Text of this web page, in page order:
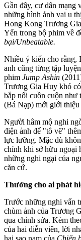
Gần đây, cư dân mạng
những hình ảnh vai u
Hong Kong Trương
Yến trong bộ phim về
bại/Unbeatable.
Nhiều ý kiến cho rằng,
anh cũng từng tập
phim Jump Ashin
Trương Gia Huy khó
bắp nổi cuồn cuộn như
(Bá Nạp) mới giới thiệu
Người hâm mộ nghi
điện ảnh để "tô vẽ"
lực lưỡng. Mặc dù
chính khi sở hữu ngoại
những nghi ngại của
căn cứ.
Thưởng cho ai phát
Trước những nghi vấn
chùm ảnh của Trương
qua chỉnh sửa. Kèm
của hai diễn viên, lời
hai sao nam của Chiến